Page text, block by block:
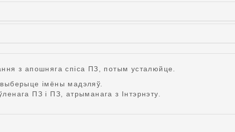
з апошняга спіса ПЗ, потым усталюйце.
імёны мадэляў.
ПЗ і ПЗ, атрыманага з Інтэрнэту.